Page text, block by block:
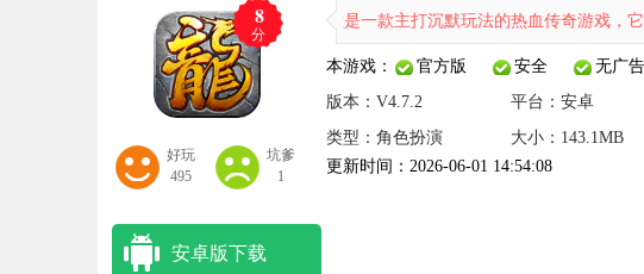
8
分
好玩
495
坑爹
1
圆梦封神沉默是一款主打沉默玩法的热血传奇游戏，它完美延
本游戏： 官方版 安全 无广告
版本：V4.7.2
平台： 安卓
类型：角色扮演
大小：143.1MB
更新时间：2026-06-01 14:54:08
安卓版下载